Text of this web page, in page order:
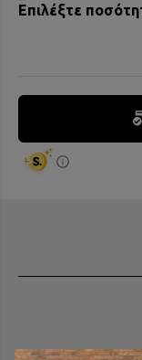
Επιλέξτε